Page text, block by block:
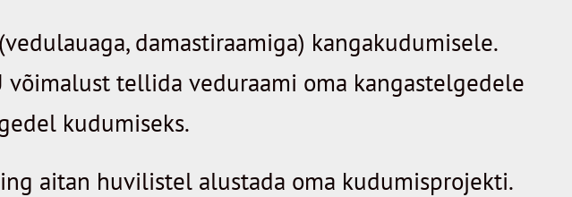
damastiraamiga) kangakudumisele.
tellida veduraami oma kangastelgedele
kudumiseks.
aitan huvilistel alustada oma kudumisprojekti.